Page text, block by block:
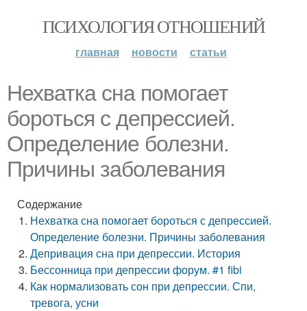
ПСИХОЛОГИЯ ОТНОШЕНИЙ
главная новости статьи
Нехватка сна помогает
бороться с депрессией.
Определение болезни.
Причины заболевания
Содержание
Нехватка сна помогает бороться с депрессией.
Определение болезни. Причины заболевания
Депривация сна при депрессии. История
Бессонница при депрессии форум. #1 fibi
Как нормализовать сон при депрессии. Спи,
тревога, усни